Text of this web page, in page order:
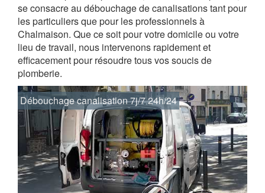
se consacre au débouchage de canalisations tant pour
les particuliers que pour les professionnels à
Chalmaison. Que ce soit pour votre domicile ou votre
lieu de travail, nous intervenons rapidement et
efficacement pour résoudre tous vos soucis de
plomberie.
Débouchage canalisation 7j/7 24h/24